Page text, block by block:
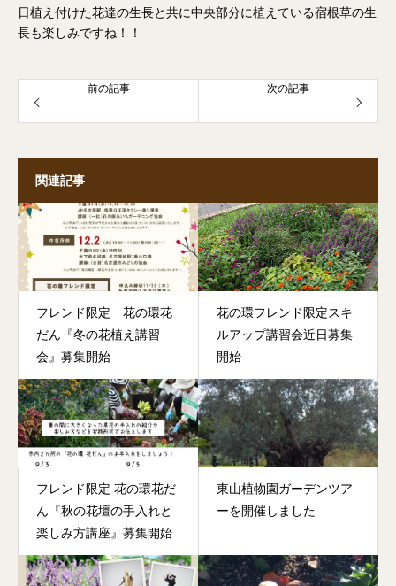
日植え付けた花達の生長と共に中央部分に植えている宿根草の生
長も楽しみですね！！
前の記事 次の記事
関連記事
フレンド限定 花の環花
だん『冬の花植え講習
会』募集開始
花の環フレンド限定スキ
ルアップ講習会近日募集
開始
フレンド限定 花の環花だ
ん『秋の花壇の手入れと
楽しみ方講座』募集開始
東山植物園ガーデンツア
ーを開催しました